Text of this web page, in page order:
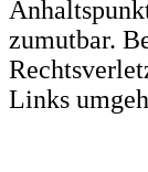
zumutbar.
Links